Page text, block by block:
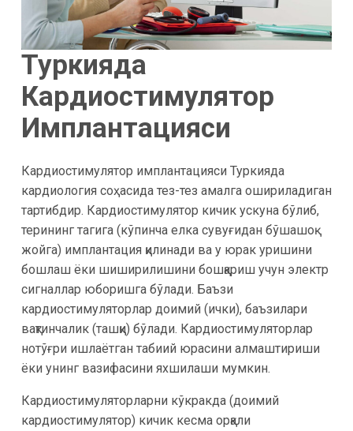
Туркияда
Кардиостимулятор
Имплантацияси
Кардиостимулятор имплантацияси Туркияда
кардиология соҳасида тез-тез амалга ошириладиган
тартибдир. Кардиостимулятор кичик ускуна бўлиб,
терининг тагига (кўпинча елка сувуғидан бўшашоқ
жойга) имплантация қилинади ва у юрак уришини
бошлаш ёки шиширилишини бошқариш учун электр
сигналлар юборишга бўлади. Баъзи
кардиостимуляторлар доимий (ички), баъзилари
вақтинчалик (ташқи) бўлади. Кардиостимуляторлар
нотўғри ишлаётган табиий юрасини алмаштириши
ёки унинг вазифасини яхшилаши мумкин.
Кардиостимуляторларни кўкракда (доимий
кардиостимулятор) кичик кесма орқали